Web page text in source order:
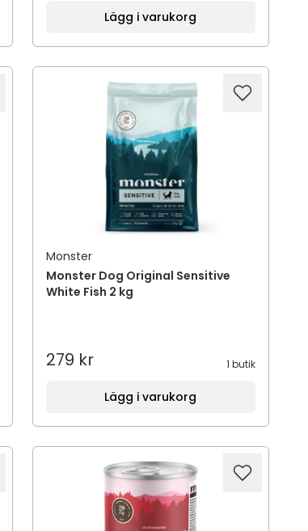
Lägg i varukorg
Monster
Monster Dog Original Sensitive
White Fish 2 kg
279 kr 1 butik
Lägg i varukorg